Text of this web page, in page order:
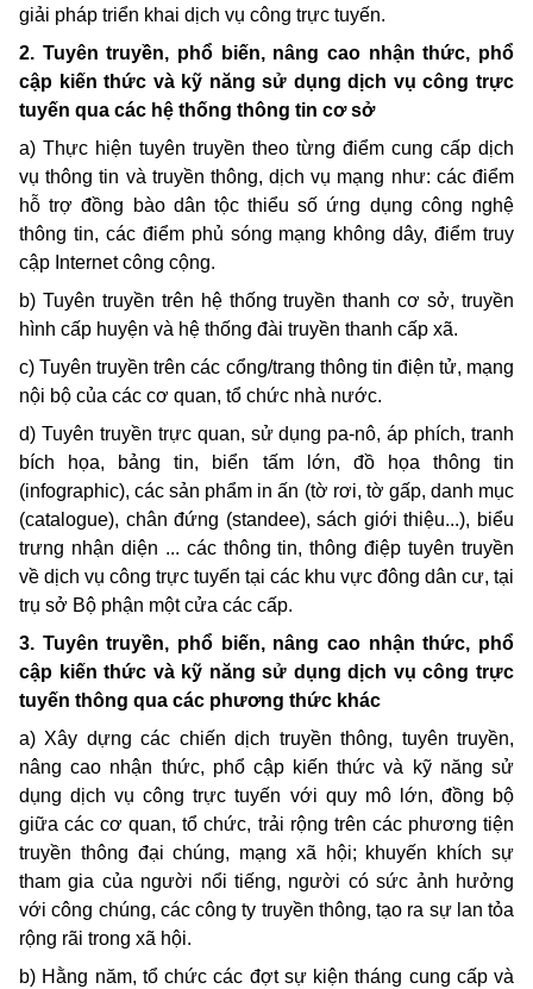
giải pháp triển khai dịch vụ công trực tuyến.
2. Tuyên truyền, phổ biến, nâng cao nhận thức, phổ
cập kiến thức và kỹ năng sử dụng dịch vụ công trực
tuyến qua các hệ thống thông tin cơ sở
a) Thực hiện tuyên truyền theo từng điểm cung cấp dịch
vụ thông tin và truyền thông, dịch vụ mạng như: các điểm
hỗ trợ đồng bào dân tộc thiểu số ứng dụng công nghệ
thông tin, các điểm phủ sóng mạng không dây, điểm truy
cập Internet công cộng.
b) Tuyên truyền trên hệ thống truyền thanh cơ sở, truyền
hình cấp huyện và hệ thống đài truyền thanh cấp xã.
c) Tuyên truyền trên các cổng/trang thông tin điện tử, mạng
nội bộ của các cơ quan, tổ chức nhà nước.
d) Tuyên truyền trực quan, sử dụng pa-nô, áp phích, tranh
bích họa, bảng tin, biển tấm lớn, đồ họa thông tin
(infographic), các sản phẩm in ấn (tờ rơi, tờ gấp, danh mục
(catalogue), chân đứng (standee), sách giới thiệu...), biểu
trưng nhận diện ... các thông tin, thông điệp tuyên truyền
về dịch vụ công trực tuyến tại các khu vực đông dân cư, tại
trụ sở Bộ phận một cửa các cấp.
3. Tuyên truyền, phổ biến, nâng cao nhận thức, phổ
cập kiến thức và kỹ năng sử dụng dịch vụ công trực
tuyến thông qua các phương thức khác
a) Xây dựng các chiến dịch truyền thông, tuyên truyền,
nâng cao nhận thức, phổ cập kiến thức và kỹ năng sử
dụng dịch vụ công trực tuyến với quy mô lớn, đồng bộ
giữa các cơ quan, tổ chức, trải rộng trên các phương tiện
truyền thông đại chúng, mạng xã hội; khuyến khích sự
tham gia của người nổi tiếng, người có sức ảnh hưởng
với công chúng, các công ty truyền thông, tạo ra sự lan tỏa
rộng rãi trong xã hội.
b) Hằng năm, tổ chức các đợt sự kiện tháng cung cấp và